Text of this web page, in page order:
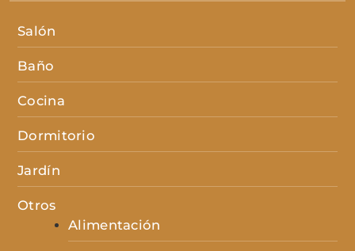
Salón
Baño
Cocina
Dormitorio
Jardín
Otros
Alimentación